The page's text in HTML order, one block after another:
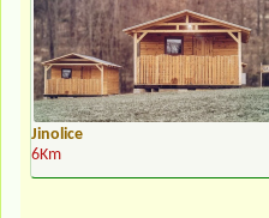
Jinolice
6Km